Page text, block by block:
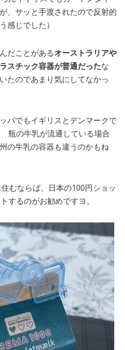
、サッと手渡されたので反射的
感じでした）
だことがあるオーストラリアや
スチック容器が普通だったな
たのであまり気にしてなかっ
パでもイギリスとデンマークで
瓶の牛乳が流通している場合
の牛乳の容器も違うのかもね
むならば、日本の100円ショッ
するのがお勧めですヨ。